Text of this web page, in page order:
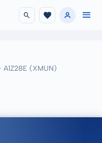
· A1Z28E (XMUN)